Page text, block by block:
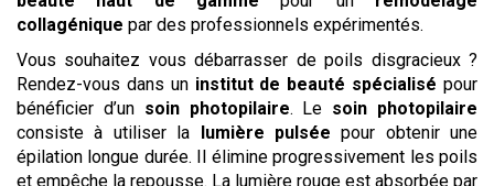
collagénique par des professionnels expérimentés.
Vous souhaitez vous débarrasser de poils disgracieux ?
Rendez-vous dans un institut de beauté spécialisé pour
bénéficier d’un soin photopilaire. Le soin photopilaire
consiste à utiliser la lumière pulsée pour obtenir une
épilation longue durée. Il élimine progressivement les poils
et empêche la repousse. La lumière rouge est absorbée par